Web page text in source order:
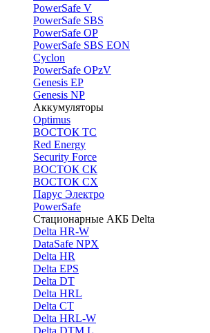
PowerSafe V
PоwerSafe SBS
PowerSafe OP
PоwerSafe SBS EON
Cyclon
PowerSafe OPzV
Genesis EP
Genesis NP
Аккумуляторы
Optimus
ВОСТОК ТС
Red Energy
Security Force
ВОСТОК СК
ВОСТОК СХ
Парус Электро
PowerSafe
Стационарные АКБ Delta
Delta HR-W
DataSafe NPX
Delta HR
Delta EPS
Delta DT
Delta HRL
Delta CT
Delta HRL-W
Delta DTM L